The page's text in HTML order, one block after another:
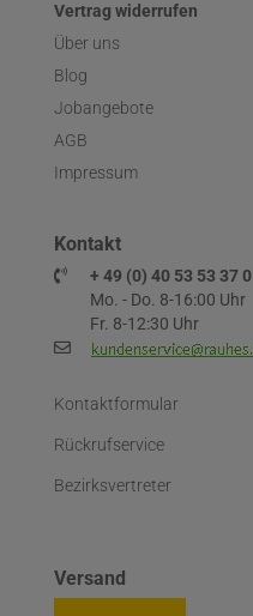
Vertrag widerrufen
Über uns
Blog
Jobangebote
AGB
Impressum
Kontakt
+ 49 (0) 40 53 53 37 0
Mo. - Do. 8-16:00 Uhr
Fr. 8-12:30 Uhr
Kontaktformular
Rückrufservice
Bezirksvertreter
Versand